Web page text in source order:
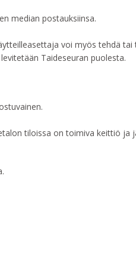
median postauksiinsa.
voi myös tehdä tai
Taideseuran puolesta.
tiloissa on toimiva keittiö ja